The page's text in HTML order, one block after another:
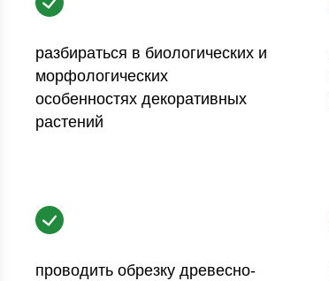
разбираться в биологических и
морфологических
особенностях декоративных
растений
проводить обрезку древесно-